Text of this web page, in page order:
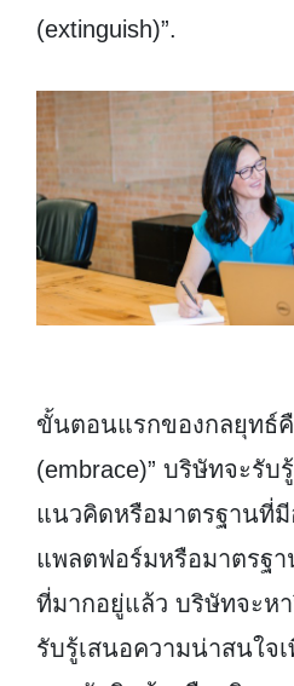
(extinguish)”.
ขั้นตอนแรกของกลยุทธ์
(embrace)” บริษัทจะรับ
แนวคิดหรือมาตรฐานที่
แพลตฟอร์มหรือมาตรฐ
ที่มากอยู่แล้ว บริษัทจะห
รับรู้เสนอความน่าสนใจ